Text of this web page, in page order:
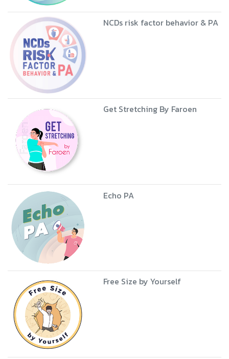
NCDs risk factor behavior & PA
Get Stretching By Faroen
Echo PA
Free Size by Yourself